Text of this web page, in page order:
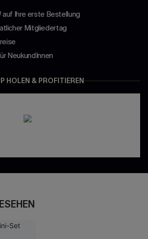
auf Ihre erste Bestellung
Mitgliedertag
NeukundInnen
HOLEN & PROFITIEREN